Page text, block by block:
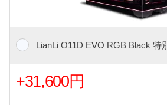
LianLi O11D EVO RGB Black 特
+31,600円